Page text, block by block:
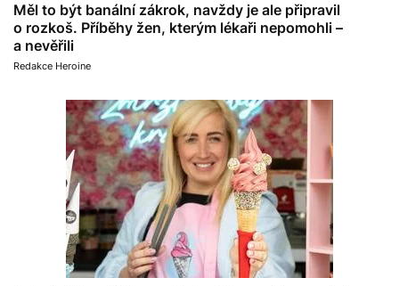
Měl to být banální zákrok, navždy je ale připravil
o rozkoš. Příběhy žen, kterým lékaři nepomohli –
a nevěřili
Redakce Heroine